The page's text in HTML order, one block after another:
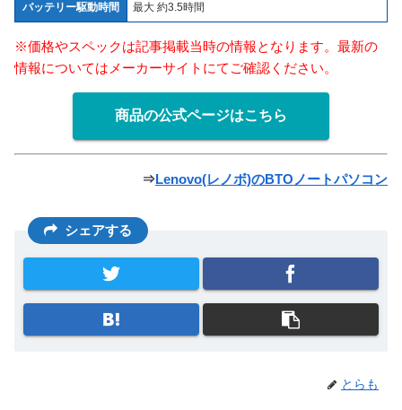
バッテリー駆動時間 最大 約3.5時間
※価格やスペックは記事掲載当時の情報となります。最新の
情報についてはメーカーサイトにてご確認ください。
商品の公式ページはこちら
⇒Lenovo(レノボ)のBTOノートパソコン
シェアする
とらも